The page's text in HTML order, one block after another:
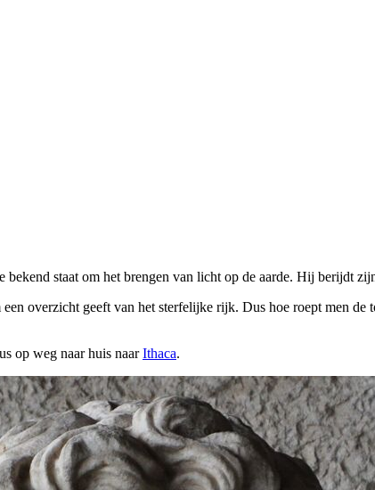
bekend staat om het brengen van licht op de aarde. Hij berijdt
overzicht geeft van het sterfelijke rijk. Dus hoe roept men
op weg naar huis naarIthaca.